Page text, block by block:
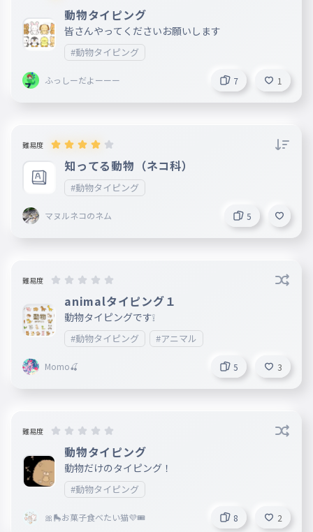
動物タイピング
皆さんやってくださいお願いします
#動物タイピング
ふっしーだよーーー 7 1
難易度
知ってる動物（ネコ科）
#動物タイピング
マヌルネコのネム 5
難易度
animalタイピング１
動物タイピングです❕
#動物タイピング #アニマル
Momo🍒 5 3
難易度
動物タイピング
動物だけのタイピング！
#動物タイピング
🎀🛼お菓子食べたい猫💜🎟️ 8 2